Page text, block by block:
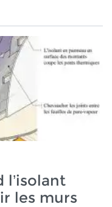
l’isolant
les murs